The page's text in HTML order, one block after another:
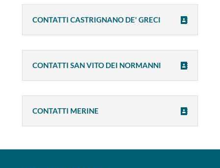
CONTATTI CASTRIGNANO DE' GRECI
CONTATTI SAN VITO DEI NORMANNI
CONTATTI MERINE